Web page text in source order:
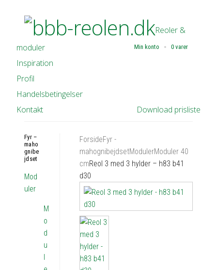
Min konto 0 varer
Reoler &
moduler
Inspiration
Profil
Handelsbetingelser
Download prisliste
Kontakt
ForsideFyr -
mahognibejdsetModulerModuler 40
cmReol 3 med 3 hylder – h83 b41
d30
Fyr –
maho
gnibe
jdset
Mod
uler
M
o
d
u
l